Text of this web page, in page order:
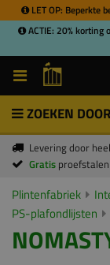
LET OP: Beperkte
ACTIE: 20%
ZOEKEN
Levering door heel
Gratis proefstalen
Plintenfabriek
PS-plafondlijsten